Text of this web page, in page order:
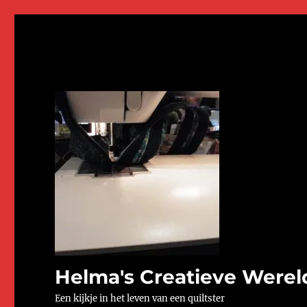
Helma's Creatieve
Een kijkje in het leven van een quiltster